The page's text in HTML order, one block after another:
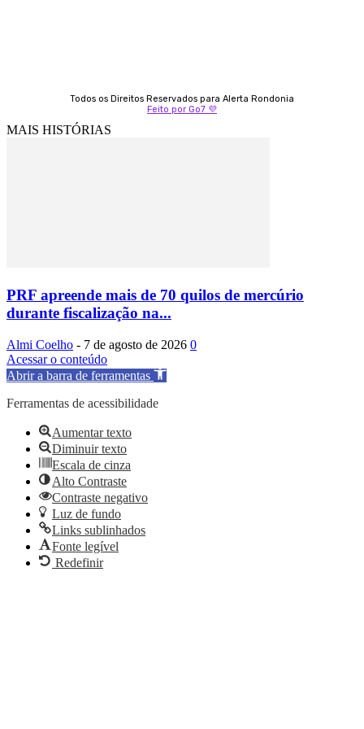
Todos os Direitos Reservados para Alerta Rondonia
Feito por Go7 💜
MAIS HISTÓRIAS
PRF apreende mais de 70 quilos de mercúrio
durante fiscalização na...
Almi Coelho - 7 de agosto de 2026 0
Acessar o conteúdo
Abrir a barra de ferramentas
Ferramentas de acessibilidade
Aumentar texto
Diminuir texto
Escala de cinza
Alto Contraste
Contraste negativo
Luz de fundo
Links sublinhados
Fonte legível
Redefinir